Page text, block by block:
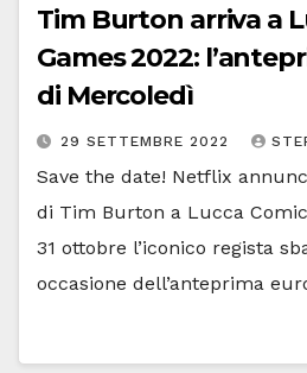
Tim Burton arriva a
Games 2022:
di Mercoledì
29 SETTEMBRE 2022
Save the date! Netflix
di Tim Burton a Lucca
31 ottobre l’iconico regista
occasione dell’anteprima